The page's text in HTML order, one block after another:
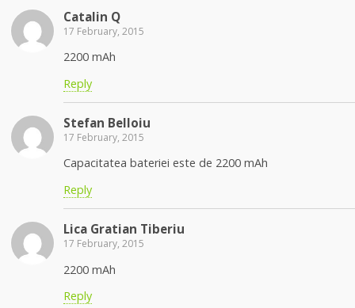
Catalin Q
17 February, 2015
2200 mAh
Reply
Stefan Belloiu
17 February, 2015
Capacitatea bateriei este de 2200 mAh
Reply
Lica Gratian Tiberiu
17 February, 2015
2200 mAh
Reply